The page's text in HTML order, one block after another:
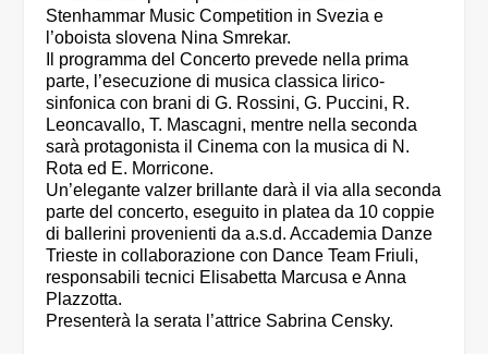
Stenhammar Music Competition in Svezia e
l’oboista slovena Nina Smrekar.
Il programma del Concerto prevede nella prima
parte, l’esecuzione di musica classica lirico-
sinfonica con brani di G. Rossini, G. Puccini, R.
Leoncavallo, T. Mascagni, mentre nella seconda
sarà protagonista il Cinema con la musica di N.
Rota ed E. Morricone.
Un’elegante valzer brillante darà il via alla seconda
parte del concerto, eseguito in platea da 10 coppie
di ballerini provenienti da a.s.d. Accademia Danze
Trieste in collaborazione con Dance Team Friuli,
responsabili tecnici Elisabetta Marcusa e Anna
Plazzotta.
Presenterà la serata l’attrice Sabrina Censky.